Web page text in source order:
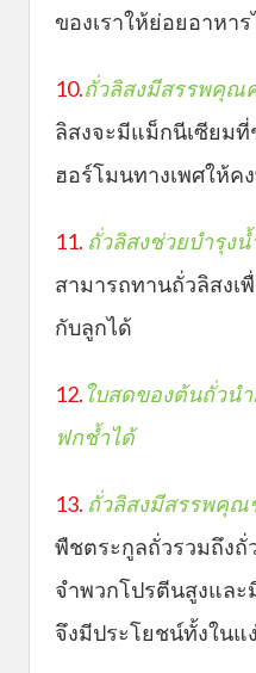
ของเราให้ย่อยอาหา
10.ถั่วลิสงมีสรรพคุณ
ลิสงจะมีแม็กนีเซียม
ฮอร์โมนทางเพศให้ค
11. ถั่วลิสงช่วยบำรุง
สามารถทานถั่วลิสงเ
กับลูกได้
12.ใบสดของต้นถั่วน
ฟกช้ำได้
13. ถั่วลิสงมีสรรพคุณ
พืชตระกูลถั่วรวมถึงถั่
จำพวกโปรตีนสูงและ
จึงมีประโยชน์ทั้งในแ